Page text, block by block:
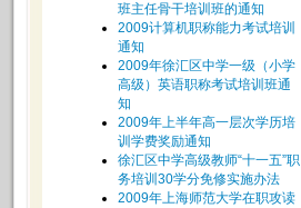
班主任骨干培训班的通知
2009计算机职称能力考试培训
通知
2009年徐汇区中学一级（小学
高级）英语职称考试培训班通
知
2009年上半年高一层次学历培
训学费奖励通知
徐汇区中学高级教师“十一五”职
务培训30学分免修实施办法
2009年上海师范大学在职攻读